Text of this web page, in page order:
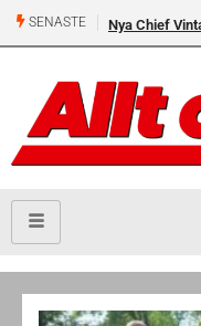
SENASTE Nya Chief